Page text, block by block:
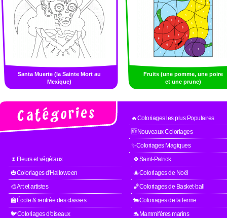
Santa Muerte (la Sainte Mort au
Mexique)
Fruits (une pomme, une poire
et une prune)
🔥Coloriages les plus Populaires
🆕Nouveaux Coloriages
✨Coloriages Magiques
🌷Fleurs et végétaux
🍀Saint-Patrick
🎃Coloriages d'Halloween
🎄Coloriages de Noël
🎨Art et artistes
🏀Coloriages de Basket-ball
🏫École & rentrée des classes
🐄Coloriages de la ferme
🐦Coloriages d'oiseaux
🐬Mammifères marins